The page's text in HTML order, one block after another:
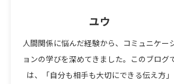
ユウ
人間関係に悩んだ経験から、コミュニケー
ョンの学びを深めてきました。このブログ
は、「自分も相手も大切にできる伝え方」